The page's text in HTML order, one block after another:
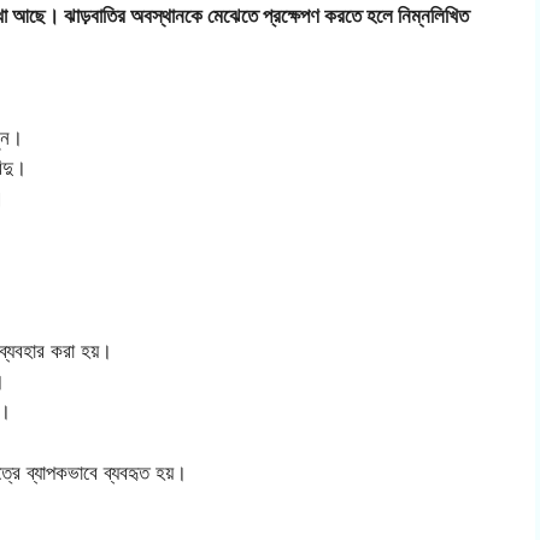
আছে। ঝাড়বাতির অবস্থানকে মেঝেতে প্রক্ষেপণ করতে হলে নিম্নলিখিত
করা হয়।
ব্যাপকভাবে ব্যবহৃত হয়।